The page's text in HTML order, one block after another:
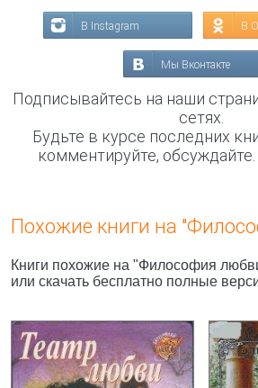
В Instagram В
Мы Вконтакте
Подписывайтесь на наши
сетях.
Будьте в курсе последних
комментируйте,
Похожие книги на
Книги похожие на "Философия
или скачать бесплатно полные